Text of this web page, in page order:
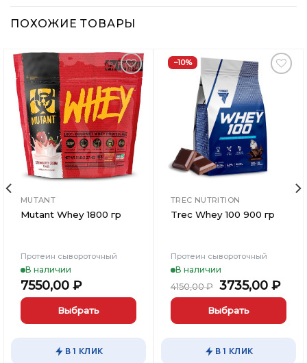
ПОХОЖИЕ ТОВАРЫ
Добавить
в
Вишлист
MUTANT
Mutant Whey 1800 гр
Протеин сывороточный
В наличии
7550,00 ₽
Выбрать
В 1 КЛИК
−10%
Добавить
Вишлист
TREC NUTRITION
Trec Whey 100 900 гр
Протеин сывороточный
В наличии
4150,00₽
цена
составляла
4150,00 ₽.
3735,00 ₽
Выбрать
В 1 КЛИК